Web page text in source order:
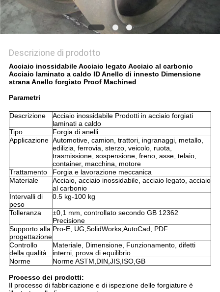
Descrizione di prodotto
Acciaio inossidabile Acciaio legato Acciaio al carbonio
Acciaio laminato a caldo ID Anello di innesto Dimensione
strana Anello forgiato Proof Machined
Parametri
Descrizione
Acciaio inossidabile Prodotti in acciaio forgiati
laminati a caldo
Tipo
Forgia di anelli
Applicazione Automotive, camion, trattori, ingranaggi, metallo,
edilizia, ferrovia, sterzo, veicolo, ruota,
trasmissione, sospensione, freno, asse, telaio,
container, macchina, motore
Trattamento
Forgia e lavorazione meccanica
Materiale
Acciaio, acciaio inossidabile, acciaio legato, acciaio
al carbonio
Intervalli di
peso
0.5 kg-100 kg
Tolleranza
±0,1 mm, controllato secondo GB 12362
Precisione
Supporto alla
progettazione
Pro-E, UG,SolidWorks,AutoCad, PDF
Controllo
della qualità
Materiale, Dimensione, Funzionamento, difetti
interni, prova di equilibrio
Norme
Norme ASTM,DIN,JIS,ISO,GB
Processo dei prodotti:
Il processo di fabbricazione e di ispezione delle forgiature è